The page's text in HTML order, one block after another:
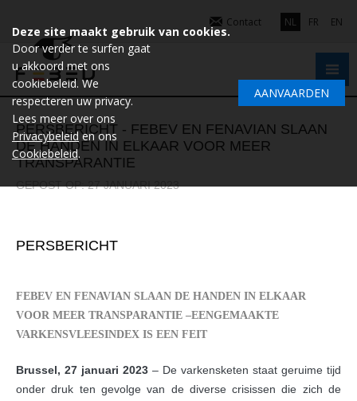
Contact NL FR EN
PERSBERICHT - FEBEV EN FENAVIAN SLAAN
DE HANDEN IN ELKAAR VOOR MEER
TRANSPARANTIE
GEPOST OP: 27 JANUARI 2023
PERSBERICHT
FEBEV EN FENAVIAN SLAAN DE HANDEN IN ELKAAR
VOOR MEER TRANSPARANTIE –EENGEMAAKTE
VARKENSVLEESINDEX IS EEN FEIT
Brussel, 27 januari 2023 – De varkensketen staat geruime tijd
onder druk ten gevolge van de diverse crisissen die zich de
Deze site maakt gebruik van cookies.
Door verder te surfen gaat
u akkoord met ons
cookiebeleid. We
respecteren uw privacy.
Lees meer over ons
Privacybeleiden ons
Cookiebeleid.
AANVAARDEN